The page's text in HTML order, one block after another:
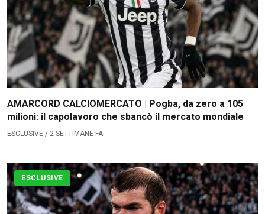
AMARCORD CALCIOMERCATO | Pogba, da zero a 105
milioni: il capolavoro che sbancò il mercato mondiale
ESCLUSIVE / 2 SETTIMANE FA
ESCLUSIVE